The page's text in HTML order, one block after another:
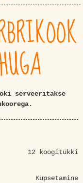
serveeritakse
12 koogitükki
Küpsetamine